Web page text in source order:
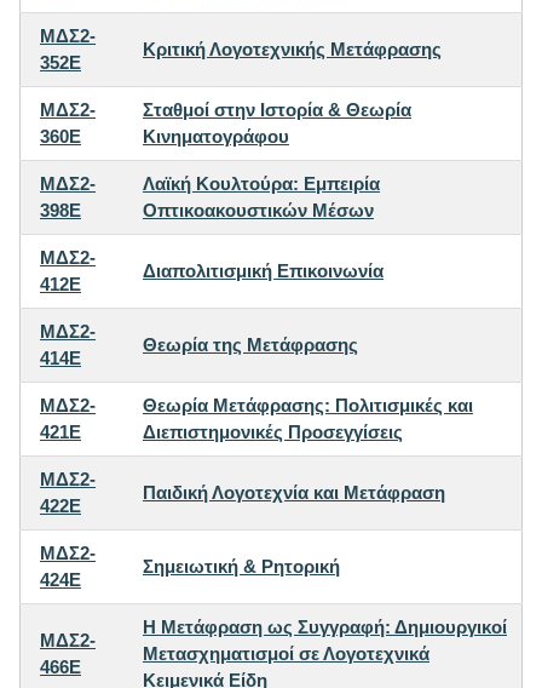
ΜΔΣ2-
352E
Κριτική Λογοτεχνικής Μετάφρασης
ΜΔΣ2-
360E
Σταθμοί στην Ιστορία & Θεωρία
Κινηματογράφου
ΜΔΣ2-
398E
Λαϊκή Κουλτούρα: Εμπειρία
Οπτικοακουστικών Μέσων
ΜΔΣ2-
412E
Διαπολιτισμική Επικοινωνία
ΜΔΣ2-
414E
Θεωρία της Μετάφρασης
ΜΔΣ2-
421E
Θεωρία Μετάφρασης: Πολιτισμικές και
Διεπιστημονικές Προσεγγίσεις
ΜΔΣ2-
422E
Παιδική Λογοτεχνία και Μετάφραση
ΜΔΣ2-
424E
Σημειωτική & Ρητορική
ΜΔΣ2-
466E
Η Μετάφραση ως Συγγραφή: Δημιουργικοί
Μετασχηματισμοί σε Λογοτεχνικά
Κειμενικά Είδη